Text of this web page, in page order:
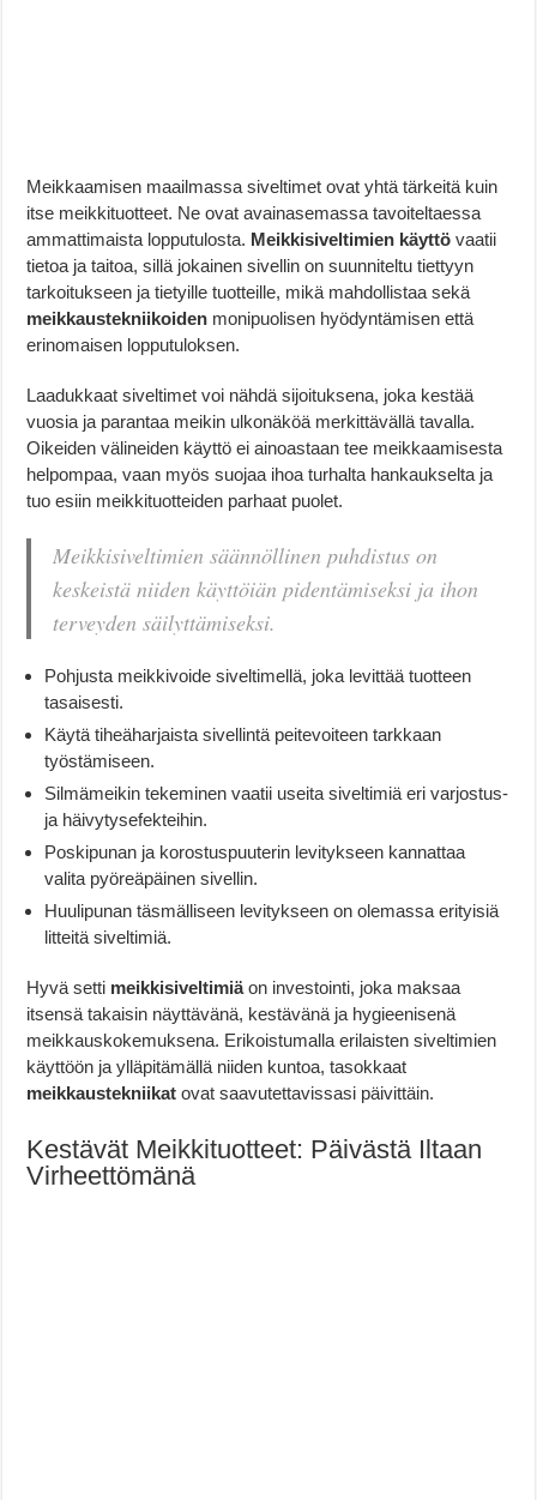
Meikkaamisen maailmassa siveltimet ovat yhtä tärkeitä kuin
itse meikkituotteet. Ne ovat avainasemassa tavoiteltaessa
ammattimaista lopputulosta. Meikkisiveltimien käyttö vaatii
tietoa ja taitoa, sillä jokainen sivellin on suunniteltu tiettyyn
tarkoitukseen ja tietyille tuotteille, mikä mahdollistaa sekä
meikkaustekniikoiden monipuolisen hyödyntämisen että
erinomaisen lopputuloksen.
Laadukkaat siveltimet voi nähdä sijoituksena, joka kestää
vuosia ja parantaa meikin ulkonäköä merkittävällä tavalla.
Oikeiden välineiden käyttö ei ainoastaan tee meikkaamisesta
helpompaa, vaan myös suojaa ihoa turhalta hankaukselta ja
tuo esiin meikkituotteiden parhaat puolet.
Meikkisiveltimien säännöllinen puhdistus on
keskeistä niiden käyttöiän pidentämiseksi ja ihon
terveyden säilyttämiseksi.
Pohjusta meikkivoide siveltimellä, joka levittää tuotteen
tasaisesti.
Käytä tiheäharjaista sivellintä peitevoiteen tarkkaan
työstämiseen.
Silmämeikin tekeminen vaatii useita siveltimiä eri varjostus-
ja häivytysefekteihin.
Poskipunan ja korostuspuuterin levitykseen kannattaa
valita pyöreäpäinen sivellin.
Huulipunan täsmälliseen levitykseen on olemassa erityisiä
litteitä siveltimiä.
Hyvä setti meikkisiveltimiäon investointi, joka maksaa
itsensä takaisin näyttävänä, kestävänä ja hygieenisenä
meikkauskokemuksena. Erikoistumalla erilaisten siveltimien
käyttöön ja ylläpitämällä niiden kuntoa, tasokkaat
meikkaustekniikat ovat saavutettavissasi päivittäin.
Kestävät Meikkituotteet: Päivästä Iltaan
Virheettömänä